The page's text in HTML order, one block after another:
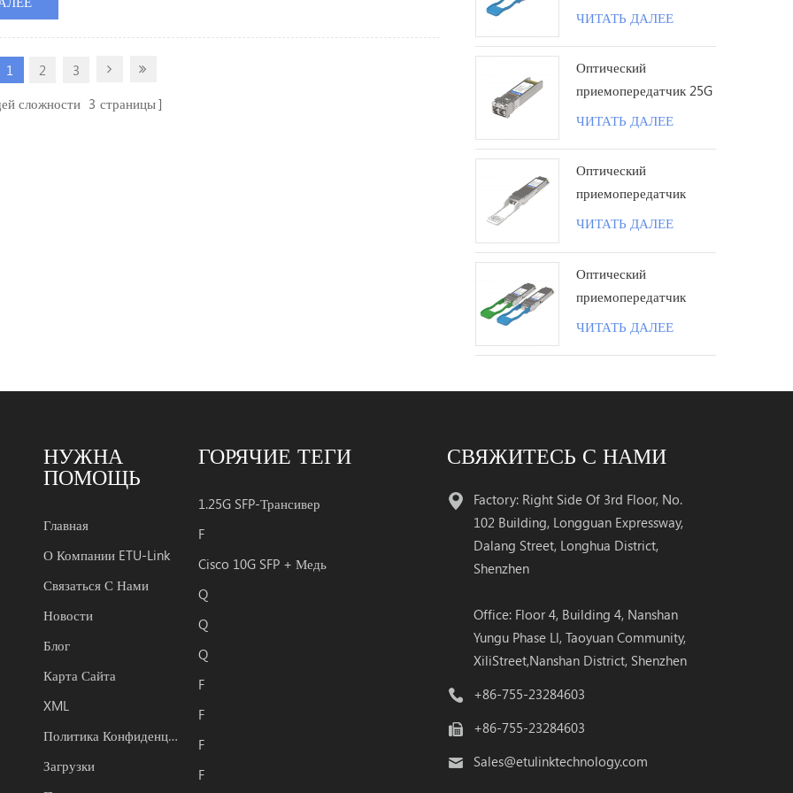
производительность, преимущества, недостатки и сценарии
1 2
3
сложности 3 страницы
100G QSFP28 LR с
ЧИТАТЬ ДАЛЕЕ
Оптический
приемопередатчик 25G
SFP28 ZR 1310 нм 80
ЧИТАТЬ ДАЛЕЕ
Оптический
приемопередатчик
100G QSFP28 ZR4
ЧИТАТЬ ДАЛЕЕ
Оптический
приемопередатчик
100G QSFP28 BIDI 40
ЧИТАТЬ ДАЛЕЕ
НУЖНА
ПОМОЩЬ
Главная
О Компании ETU-Link
Связаться С Нами
Новости
Блог
Карта Сайта
XML
Политика Конфиденциальности
Загрузки
ГОРЯЧИЕ ТЕГИ
1.25G SFP-Трансивер
F
Cisco 10G SFP + Медь
Q
Q
Q
F
F
F
F
СВЯЖИТЕСЬ С НАМИ
Factory: Right Side Of 3rd Floor, No.
102 Building, Longguan Expressway,
Dalang Street, Longhua District,
Shenzhen
Office: Floor 4, Building 4, Nanshan
Yungu Phase Ll, Taoyuan Community,
XiliStreet,Nanshan District, Shenzhen
+86-755-23284603
+86-755-23284603
Sales@etulinktechnology.com